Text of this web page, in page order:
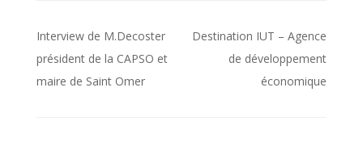
Navigation
de
l’article
Interview de M.Decoster
président de la CAPSO et
maire de Saint Omer
Destination IUT – Agence
de développement
économique